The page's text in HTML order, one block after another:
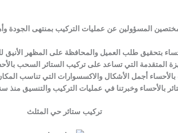
المسؤولين عن عمليات التركيب بمنتهى الجودة
بتحقيق طلب العميل والمحافظة على المظهر الأنيق
المتقدمة التي تساعد على تركيب الستائر السحب
أجمل الأشكال والاكسسوارات التي تناسب
بالأحساء وخبرتنا في عمليات التركيب والتنسيق منذ
تركيب ستائر حي المثلث